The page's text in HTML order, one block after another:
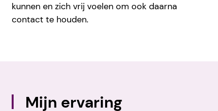
kunnen en zich vrij voelen om ook daarna
contact te houden.
Mijn ervaring